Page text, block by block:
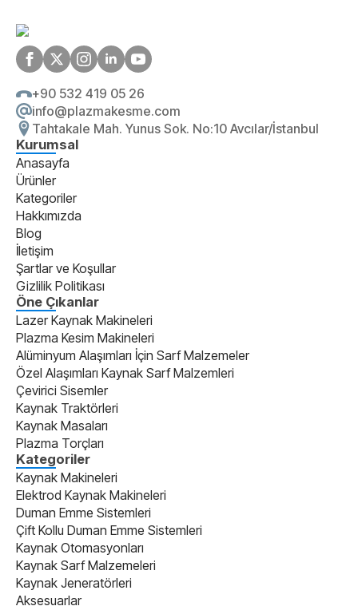
+90 532 419 05 26
info@plazmakesme.com
Tahtakale Mah. Yunus Sok. No:10 Avcılar/İstanbul
Kurumsal
Anasayfa
Ürünler
Kategoriler
Hakkımızda
Blog
İletişim
Şartlar ve Koşullar
Gizlilik Politikası
Öne Çıkanlar
Lazer Kaynak Makineleri
Plazma Kesim Makineleri
Alüminyum Alaşımları İçin Sarf Malzemeler
Özel Alaşımları Kaynak Sarf Malzemleri
Çevirici Sisemler
Kaynak Traktörleri
Kaynak Masaları
Plazma Torçları
Kategoriler
Kaynak Makineleri
Elektrod Kaynak Makineleri
Duman Emme Sistemleri
Çift Kollu Duman Emme Sistemleri
Kaynak Otomasyonları
Kaynak Sarf Malzemeleri
Kaynak Jeneratörleri
Aksesuarlar